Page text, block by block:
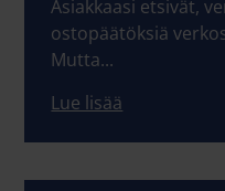
Asiakkaasi etsivät,
ostopäätöksiä
Mutta...
Lue lisää